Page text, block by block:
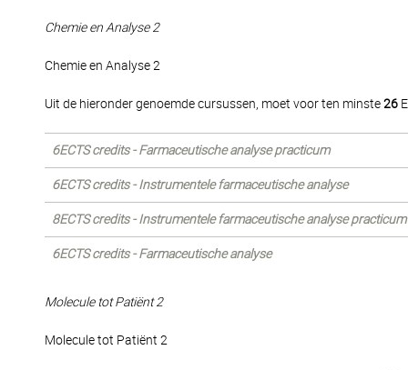
Chemie en Analyse 2
Chemie en Analyse 2
Uit de hieronder genoemde cursussen, moet voor ten minste26
6ECTS credits - Farmaceutische analyse practicum
6ECTS credits - Instrumentele farmaceutische analyse
8ECTS credits - Instrumentele farmaceutische analyse practicum
6ECTS credits - Farmaceutische analyse
Molecule tot Patiënt 2
Molecule tot Patiënt 2